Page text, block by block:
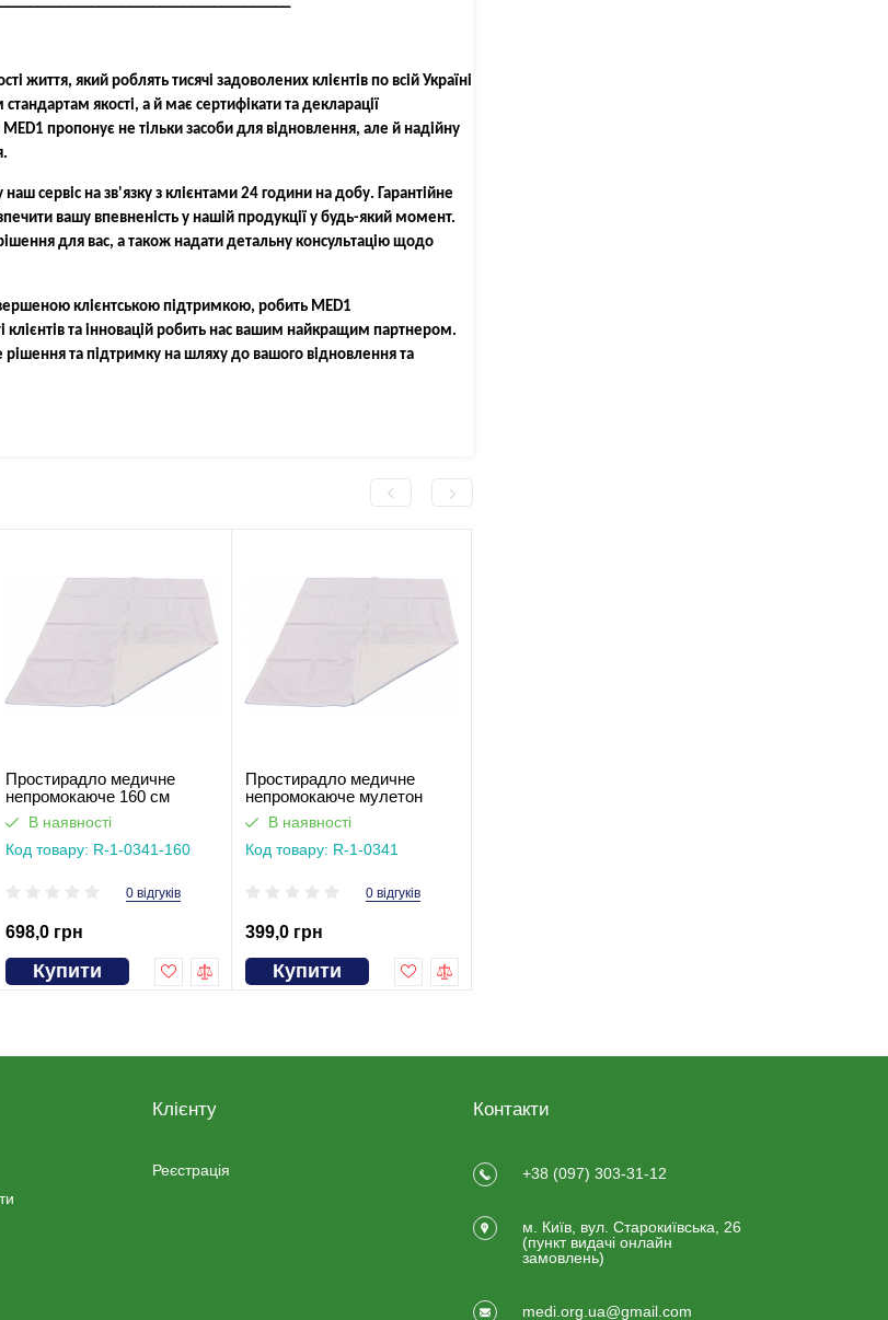
який роблять тисячі задоволених клієнтів по всій Україні
якості, а й має сертифікати та декларації
пропонує не тільки засоби для відновлення, але й надійну
сервіс на зв'язку з клієнтами 24 години на добу. Гарантійне
вашу впевненість у нашій продукції у будь-який момент.
для вас, а також надати детальну консультацію щодо
клієнтською підтримкою, робить MED1
та інновацій робить нас вашим найкращим партнером.
та підтримку на шляху до вашого відновлення та
Простирадло медичне
непромокаюче 160 см
В наявності
Код товару: R-1-0341-160
0 відгуків
698,0 грн
Купити
Простирадло медичне
непромокаюче мулетон
аквастоп 92 см
В наявності
Код товару: R-1-0341
0 відгуків
399,0 грн
Купити
Клієнту
Реєстрація
Контакти
+38 (097) 303-31-12
м. Київ, вул. Старокиївська, 26
(пункт видачi онлайн
замовлень)
medi.org.ua@gmail.com